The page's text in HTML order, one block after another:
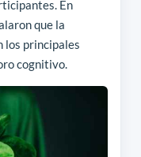
En
que la
los principales
cognitivo.